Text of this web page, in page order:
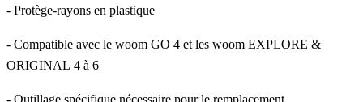
- Protège-rayons en plastique
- Compatible avec le woom GO 4 et les woom EXPLORE &
ORIGINAL 4 à 6
- Outillage spécifique nécessaire pour le remplacement